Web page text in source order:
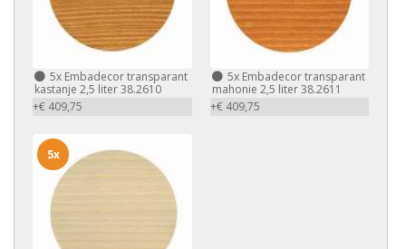
5x Embadecor transparant
kastanje 2,5 liter 38.2610
+€ 409,75
5xEmbadecor transparant
mahonie 2,5 liter 38.2611
+€ 409,75
5x